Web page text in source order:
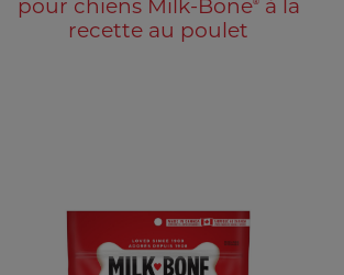
pour chiens Milk-Bone®à la
recette au poulet